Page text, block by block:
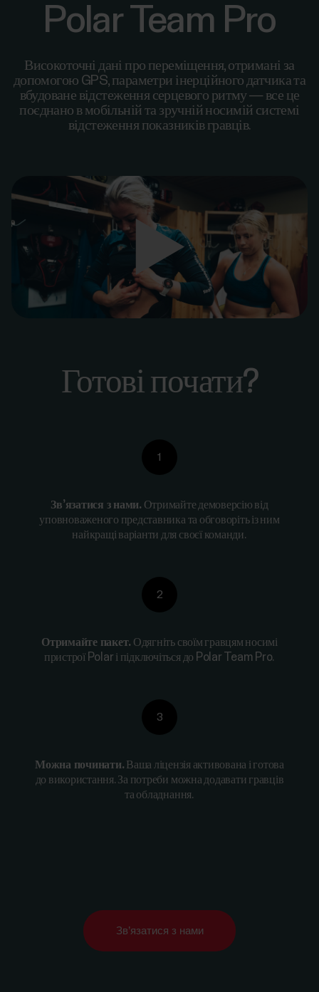
Polar Team Pro
Високоточні дані про переміщення, отримані за
допомогою GPS, параметри інерційного датчика та
вбудоване відстеження серцевого ритму — все це
поєднано в мобільній та зручній носимій системі
відстеження показників гравців.
Готові почати?
1
Зв’язатися з нами. Отримайте демоверсію від
уповноваженого представника та обговоріть із ним
найкращі варіанти для своєї команди.
2
Отримайте пакет. Одягніть своїм гравцям носимі
пристрої Polar і підключіться до Polar Team Pro.
3
Можна починати. Ваша ліцензія активована і готова
до використання. За потреби можна додавати гравців
та обладнання.
Зв’язатися з нами